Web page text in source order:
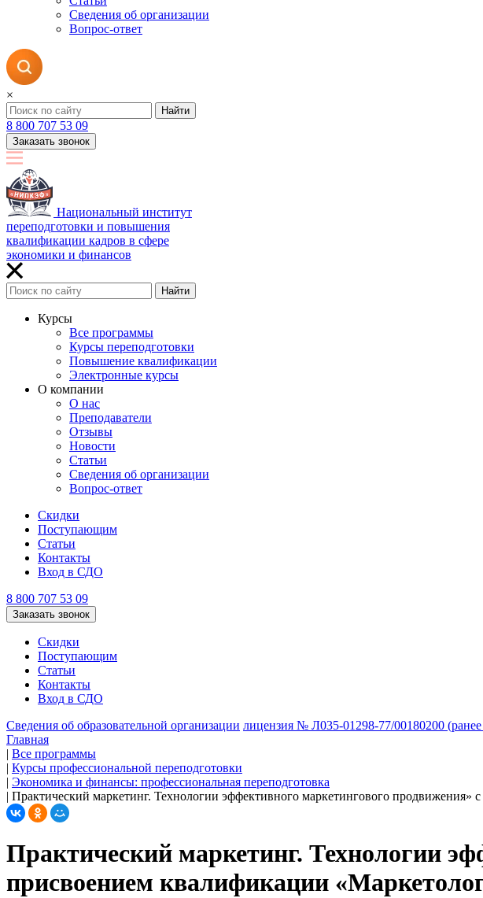
Сведения об организации
Вопрос-ответ
×
Найти
8 800 707 53 09
Заказать звонок
Национальный институт
переподготовки и повышения
квалификации кадров в сфере
экономики и финансов
Найти
Курсы
Все программы
Курсы переподготовки
Повышение квалификации
Электронные курсы
О компании
О нас
Преподаватели
Отзывы
Новости
Статьи
Сведения об организации
Вопрос-ответ
Скидки
Поступающим
Статьи
Контакты
Вход в СДО
8 800 707 53 09
Заказать звонок
Скидки
Поступающим
Статьи
Контакты
Вход в СДО
Сведения об образовательной организации лицензия № Л035-01298-77/00180200
Главная
| Все программы
| Курсы профессиональной переподготовки
| Экономика и финансы: профессиональная переподготовка
| Практический маркетинг. Технологии эффективного маркетингового
Практический маркетинг. Технологии
присвоением квалификации